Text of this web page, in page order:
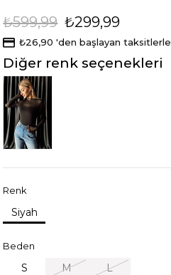
₺599,99 ₺299,99
₺26,90 'den başlayan taksitlerle
Diğer renk seçenekleri
Renk
Siyah
Beden
S M L